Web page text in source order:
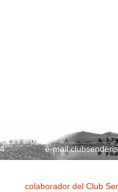
e-mail:
colaborador del Club